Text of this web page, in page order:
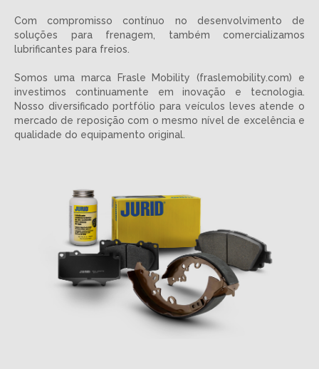
Com compromisso contínuo no desenvolvimento de
soluções para frenagem, também comercializamos
lubrificantes para freios.
Somos uma marca Frasle Mobility (fraslemobility.com) e
investimos continuamente em inovação e tecnologia.
Nosso diversificado portfólio para veículos leves atende o
mercado de reposição com o mesmo nível de excelência e
qualidade do equipamento original.